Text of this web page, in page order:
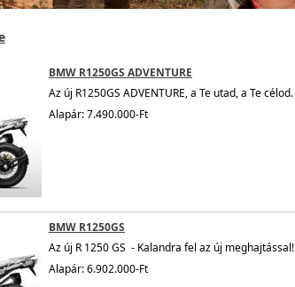
BMW R1250GS ADVENTURE
Az új R1250GS ADVENTURE, a Te utad, a Te célod.
Alapár: 7.490.000-Ft
BMW R1250GS
Az új R 1250 GS - Kalandra fel az új meghajtással!
Alapár: 6.902.000-Ft